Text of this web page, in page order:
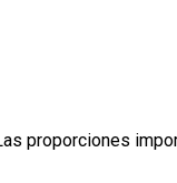
proporciones